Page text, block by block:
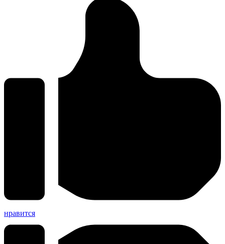
нравится